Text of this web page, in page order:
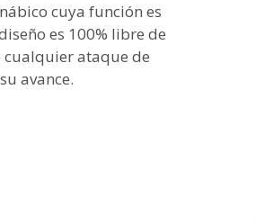
cuya función es
es 100% libre de
ataque de
avance.